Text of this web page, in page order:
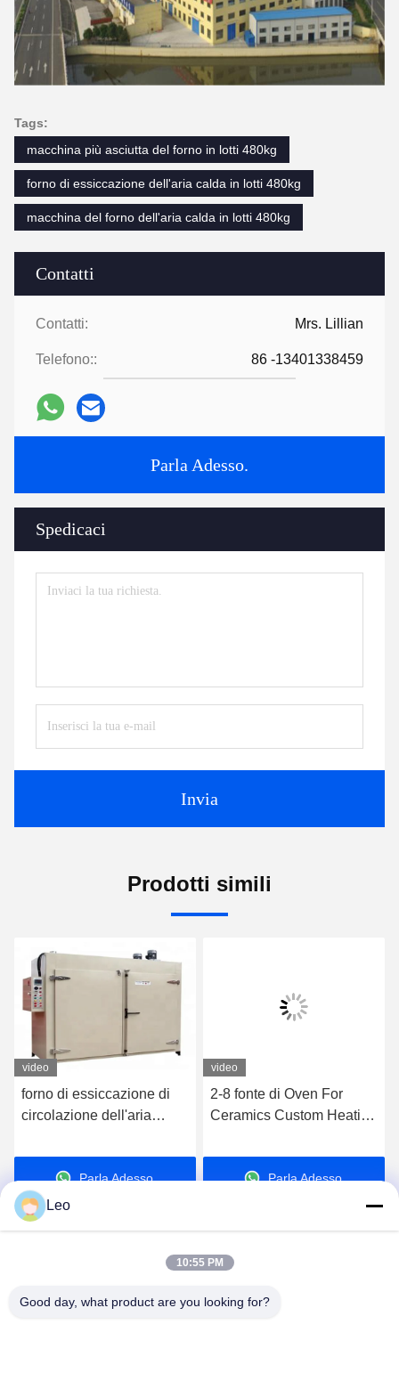
Contatti
Contatti: Mrs. Lillian
Telefono:: 86 -13401338459
Parla Adesso.
Spedicaci
Invia
Tags:
macchina più asciutta del forno in lotti 480kg
forno di essiccazione dell'aria calda in lotti 480kg
macchina del forno dell'aria calda in lotti 480kg
Prodotti simili
video
forno di essiccazione di
circolazione dell'aria
essiccazione di verdure
della fruttaParla Adesso.
video
2-8 fonte di Oven For
Ceramics Custom Heating
calda del carrello 220V
degli insiemiParla Adesso.
Jiangsu Shengman Drying Equipment
Leo
10:55 PM
Good day, what product are you looking for?